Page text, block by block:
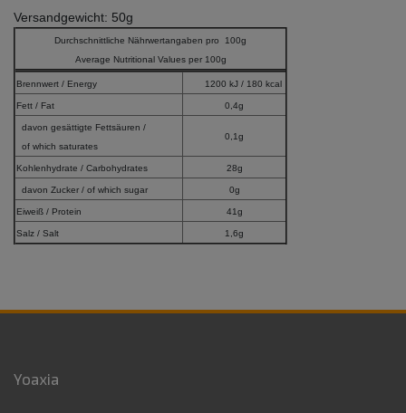
Versandgewicht: 50g
Durchschnittliche Nährwertangaben pro 100g
Average Nutritional Values per 100g
Brennwert / Energy 1200 kJ / 180 kcal
Fett / Fat 0,4g
davon gesättigte Fettsäuren /
of which saturates
0,1g
Kohlenhydrate / Carbohydrates 28g
davon Zucker / of which sugar 0g
Eiweiß / Protein 41g
Salz / Salt 1,6g
Yoaxia